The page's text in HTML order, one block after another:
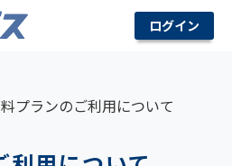
ログイン
プランのご利用について